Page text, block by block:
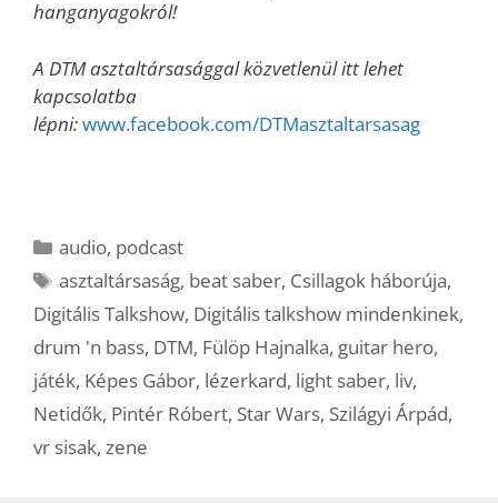
hanganyagokról!
A DTM asztaltársasággal közvetlenül itt lehet
kapcsolatba
lépni:www.facebook.com/DTMasztaltarsasag
Kategória
audio, podcast
Címkék
asztaltársaság, beat saber, Csillagok háborúja,
Digitális Talkshow, Digitális talkshow mindenkinek,
drum 'n bass, DTM, Fülöp Hajnalka, guitar hero,
játék, Képes Gábor, lézerkard, light saber, liv,
Netidők, Pintér Róbert, Star Wars, Szilágyi Árpád,
vr sisak, zene